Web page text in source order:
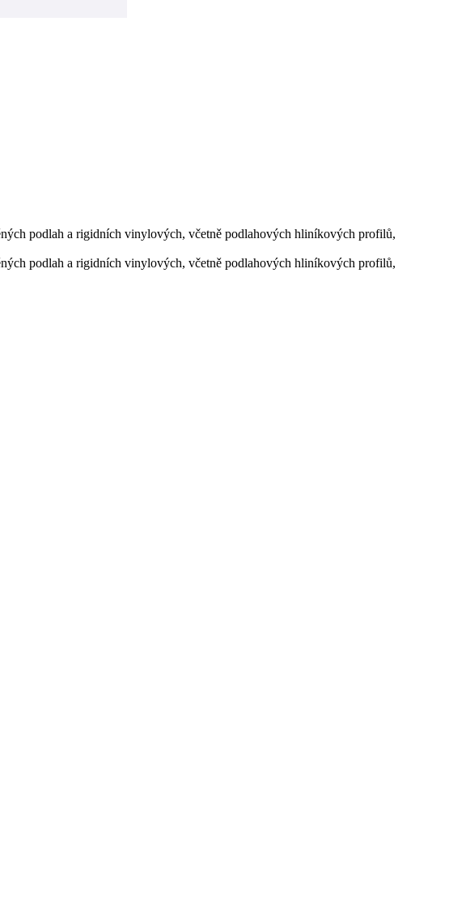
podlah a rigidních vinylových, včetně podlahových hliníkových profilů,
podlah a rigidních vinylových, včetně podlahových hliníkových profilů,